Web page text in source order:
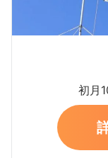
初月